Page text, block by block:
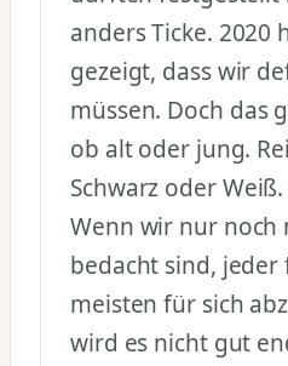
anders Ticke. 2020
gezeigt, dass wir
müssen. Doch das
ob alt oder jung.
Schwarz oder
Wenn wir nur noch
bedacht sind, jeder
meisten für sich
wird es nicht gut